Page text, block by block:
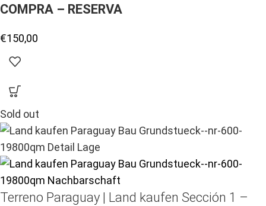
COMPRA – RESERVA
€150,00
Sold out
Terreno Paraguay | Land kaufen Sección 1 –